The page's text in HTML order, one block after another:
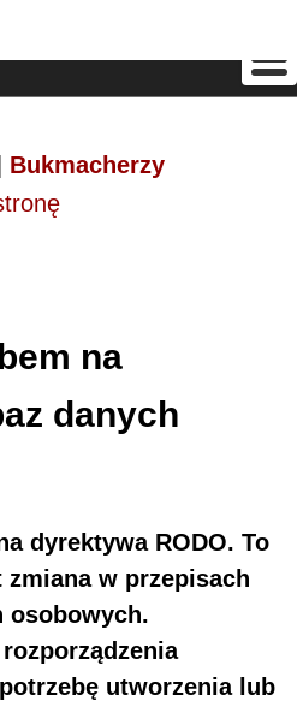
Bukmacherzy
na
danych
dyrektywa RODO. To
w przepisach
osobowych.
utworzenia lub